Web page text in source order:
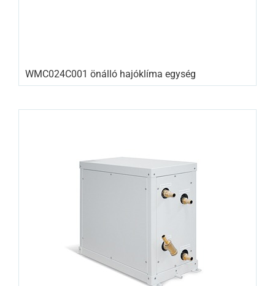
WMC024C001 önálló hajóklíma egység